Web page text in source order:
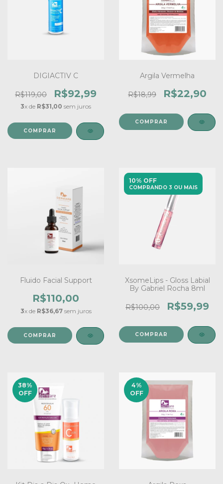
DIGIACTIV C
R$119,00 R$92,99
3x de R$31,00 sem juros
Argila Vermelha
R$18,99 R$22,90
COMPRAR
Fluido Facial Support
R$110,00
3x de R$36,67sem juros
10% OFF
COMPRANDO 3 OU MAIS
XsomeLips - Gloss Labial
By Gabriel Rocha 8ml
R$100,00 R$59,99
38%
OFF
4%
OFF